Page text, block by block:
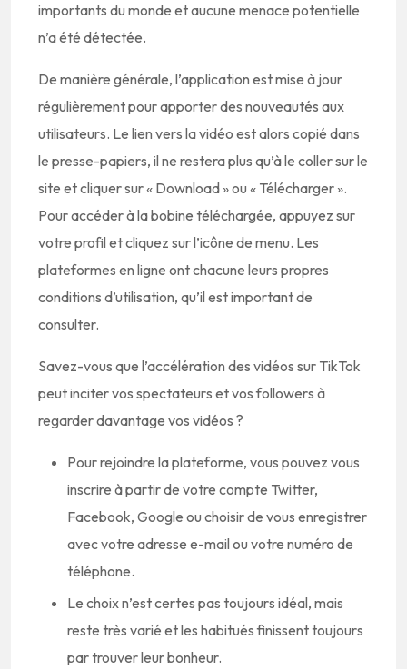
importants du monde et aucune menace potentielle
n’a été détectée.
De manière générale, l’application est mise à jour
régulièrement pour apporter des nouveautés aux
utilisateurs. Le lien vers la vidéo est alors copié dans
le presse-papiers, il ne restera plus qu’à le coller sur le
site et cliquer sur « Download » ou « Télécharger ».
Pour accéder à la bobine téléchargée, appuyez sur
votre profil et cliquez sur l’icône de menu. Les
plateformes en ligne ont chacune leurs propres
conditions d’utilisation, qu’il est important de
consulter.
Savez-vous que l’accélération des vidéos sur TikTok
peut inciter vos spectateurs et vos followers à
regarder davantage vos vidéos ?
Pour rejoindre la plateforme, vous pouvez vous
inscrire à partir de votre compte Twitter,
Facebook, Google ou choisir de vous enregistrer
avec votre adresse e-mail ou votre numéro de
téléphone.
Le choix n’est certes pas toujours idéal, mais
reste très varié et les habitués finissent toujours
par trouver leur bonheur.